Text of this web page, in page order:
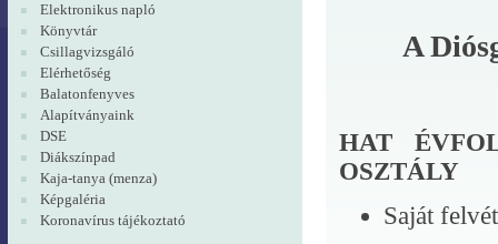
Elektronikus napló
Könyvtár
Csillagvizsgáló
Elérhetőség
Balatonfenyves
Alapítványaink
DSE
Diákszínpad
Kaja-tanya (menza)
Képgaléria
Koronavírus tájékoztató
A
HAT
OSZTÁLY
Saját